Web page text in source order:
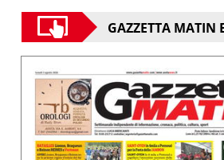
GAZZETTA MATIN